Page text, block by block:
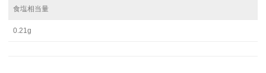
食塩相当量
0.21g